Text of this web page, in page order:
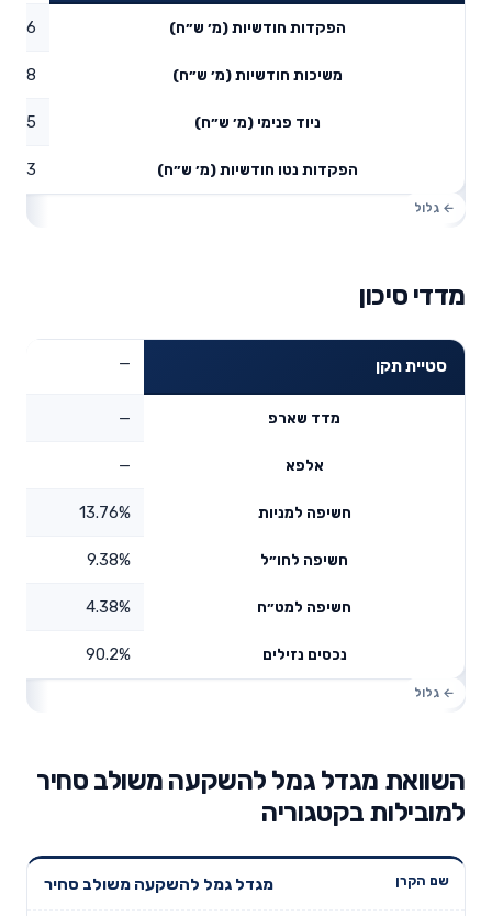
הפקדות חודשיות (מ׳ ש״ח) 0.56
משיכות חודשיות (מ׳ ש״ח) 0.38
ניוד פנימי (מ׳ ש״ח) 0.55
הפקדות נטו חודשיות (מ׳ ש״ח) 0.73
מדדי סיכון
סטיית תקן —
מדד שארפ —
אלפא —
חשיפה למניות 13.76%
חשיפה לחו״ל 9.38%
חשיפה למט״ח 4.38%
נכסים נזילים 90.2%
השוואת מגדל גמל להשקעה משולב סחיר
למובילות בקטגוריה
תשואה
דמי ניהול
מגדל גמל להשקעה משולב סחיר